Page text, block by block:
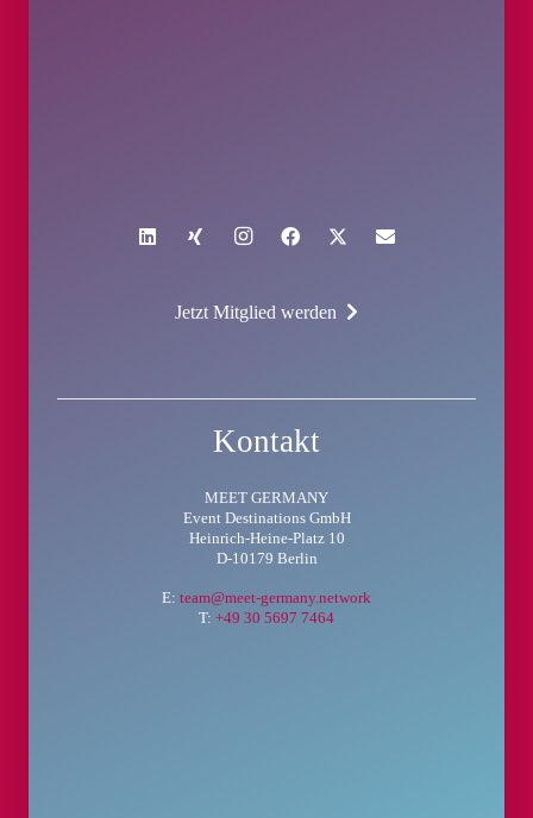
Jetzt Mitglied werden
Kontakt
MEET GERMANY
Event Destinations GmbH
Heinrich-Heine-Platz 10
D-10179 Berlin
E: team@meet-germany.network
T: +49 30 5697 7464